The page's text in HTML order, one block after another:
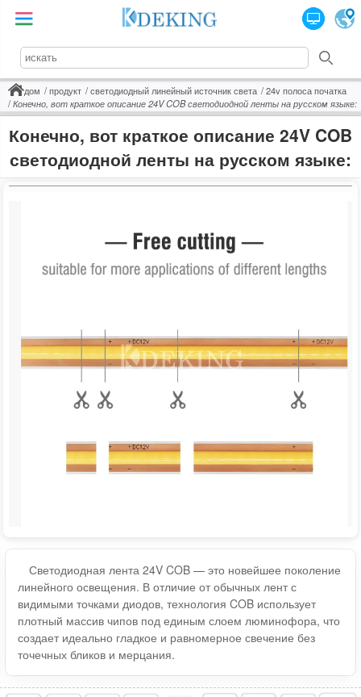
дом продукт светодиодный линейный источник света
24v полоса початка
Конечно, вот краткое описание 24V COB светодиодной ленты на русском языке:
Конечно, вот краткое описание 24V COB
светодиодной ленты на русском языке:
Светодиодная лента 24V COB — это новейшее поколение
линейного освещения. В отличие от обычных лент с
видимыми точками диодов, технология COB использует
плотный массив чипов под единым слоем люминофора, что
создает идеально гладкое и равномерное свечение без
точечных бликов и мерцания.